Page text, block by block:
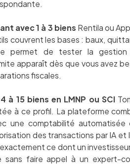
avec 1 à 3 biens Rentila ou
couvrent les bases : baux,
permet de tester la gestion
apparaît dès que vous avez
fiscales.
à 15 biens en LMNP ou SCI
à ce profil. La plateforme
une comptabilité automatisée
des transactions par IA
exactement ce dont un
sans faire appel à un expert-